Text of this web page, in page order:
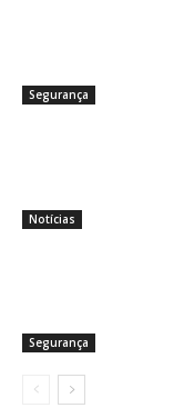
Segurança
Notícias
Segurança